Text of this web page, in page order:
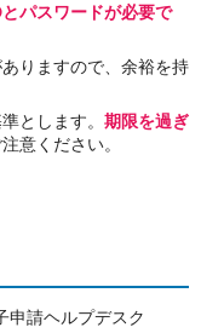
パスワードが必要で
りますので、余裕を持
とします。 期限を過ぎ
意ください。
申請ヘルプデスク